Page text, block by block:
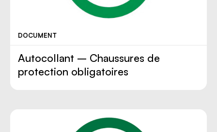
DOCUMENT
Autocollant – Chaussures de
protection obligatoires